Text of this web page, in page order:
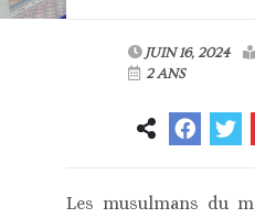
JUIN 16, 2024
2 ANS
Les musulmans du